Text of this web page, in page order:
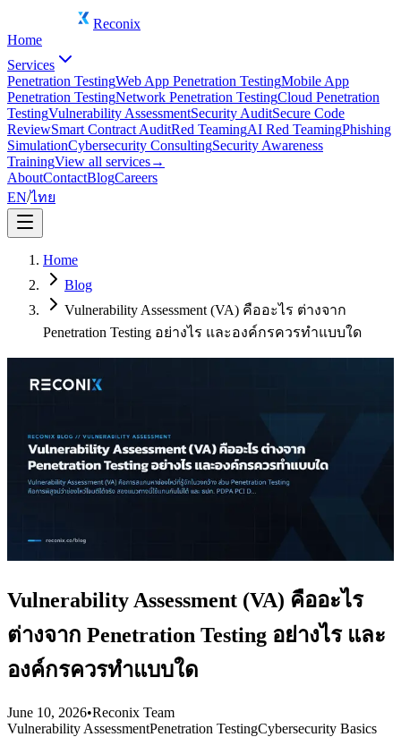
Reconix
Home
Services
Penetration TestingWeb App Penetration TestingMobile App
Penetration TestingNetwork Penetration TestingCloud Penetration
TestingVulnerability AssessmentSecurity AuditSecure Code
ReviewSmart Contract AuditRed TeamingAI Red TeamingPhishing
SimulationCybersecurity ConsultingSecurity Awareness
TrainingView all services→
AboutContactBlogCareers
EN/ไทย
Home
Blog
Vulnerability Assessment (VA) คืออะไร ต่างจาก
Penetration Testing อย่างไร และองค์กรควรทำแบบใด
Vulnerability Assessment (VA) คืออะไร
ต่างจาก Penetration Testing อย่างไร และ
องค์กรควรทำแบบใด
June 10, 2026•Reconix Team
Vulnerability AssessmentPenetration TestingCybersecurity Basics